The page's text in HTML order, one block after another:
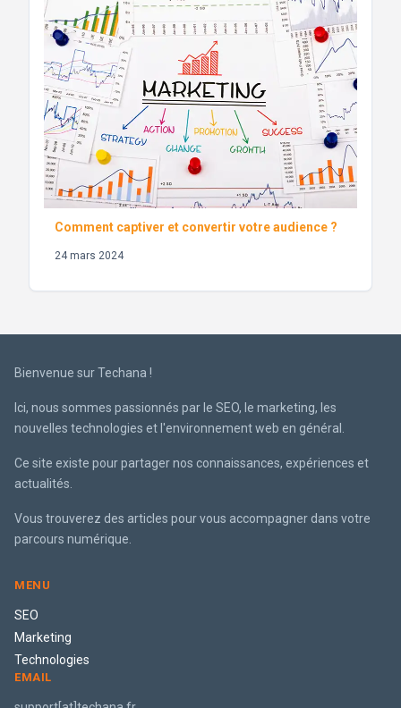
Comment captiver et convertir votre audience ?
24 mars 2024
Bienvenue sur Techana !
Ici, nous sommes passionnés par le SEO, le marketing, les
nouvelles technologies et l'environnement web en général.
Ce site existe pour partager nos connaissances, expériences et
actualités.
Vous trouverez des articles pour vous accompagner dans votre
parcours numérique.
MENU
SEO
Marketing
Technologies
EMAIL